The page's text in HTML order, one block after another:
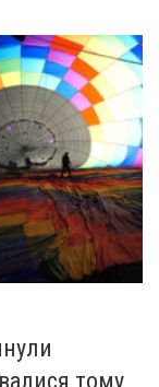
тому,